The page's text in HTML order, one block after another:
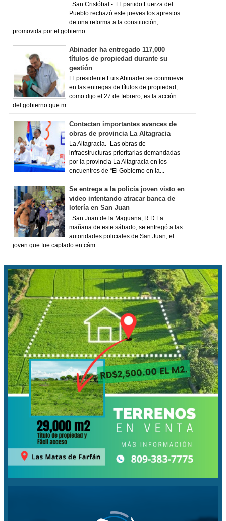
San Cristóbal.- El partido Fuerza del
Pueblo rechazó este jueves los aprestos
de una reforma a la constitución,
promovida por el gobierno...
Abinader ha entregado 117,000
títulos de propiedad durante su
gestión
El presidente Luis Abinader se conmueve
en las entregas de títulos de propiedad,
como dijo el 27 de febrero, es la acción
del gobierno que m...
Contactan importantes avances de
obras de provincia La Altagracia
La Altagracia.- Las obras de
infraestructuras prioritarias demandadas
por la provincia La Altagracia en los
encuentros de “El Gobierno en la...
Se entrega a la policía joven visto en
video intentando atracar banca de
lotería en San Juan
San Juan de la Maguana, R.D.La
mañana de este sábado, se entregó a las
autoridades policiales de San Juan, el
joven que fue captado en cám...